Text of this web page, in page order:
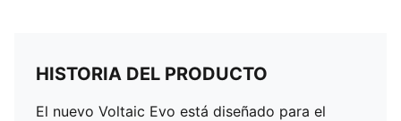
HISTORIA DEL PRODUCTO
El nuevo Voltaic Evo está diseñado para el